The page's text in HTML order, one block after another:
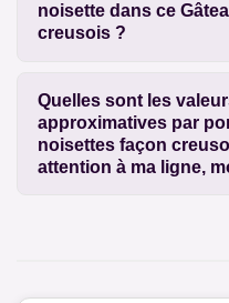
noisette dans ce
creusois ?
Quelles sont les
approximatives par
noisettes façon
attention à ma ligne,